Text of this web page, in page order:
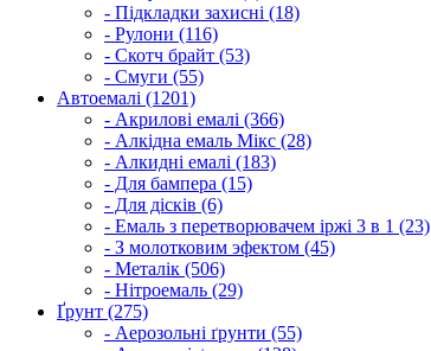
- Підкладки захисні (18)
- Рулони (116)
- Скотч брайт (53)
- Смуги (55)
Автоемалі (1201)
- Акрилові емалі (366)
- Алкідна емаль Мікс (28)
- Алкидні емалі (183)
- Для бампера (15)
- Для дісків (6)
- Емаль з перетворювачем іржі 3 в 1 (23)
- З молотковим эфектом (45)
- Металік (506)
- Нітроемаль (29)
Ґрунт (275)
- Аерозольні ґрунти (55)